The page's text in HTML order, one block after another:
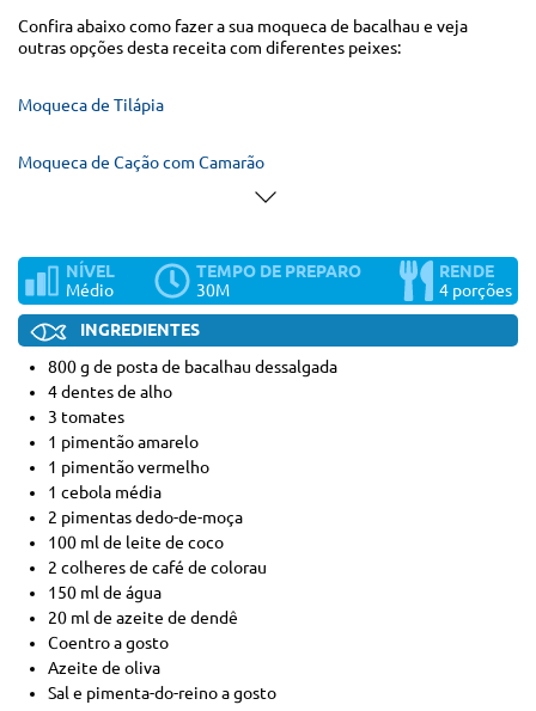
Confira abaixo como fazer a sua moqueca de bacalhau e veja
outras opções desta receita com diferentes peixes:
Moqueca de Tilápia
Moqueca de Cação com Camarão
NÍVEL
Médio
TEMPO DE PREPARO
30M
RENDE
4 porções
INGREDIENTES
800 g de posta de bacalhau dessalgada
4 dentes de alho
3 tomates
1 pimentão amarelo
1 pimentão vermelho
1 cebola média
2 pimentas dedo-de-moça
100 ml de leite de coco
2 colheres de café de colorau
150 ml de água
20 ml de azeite de dendê
Coentro a gosto
Azeite de oliva
Sal e pimenta-do-reino a gosto